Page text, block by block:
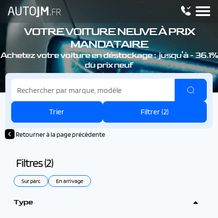
VOTRE VOITURE NEUVE À PRIX
MANDATAIRE
Achetez votre voiture en déstockage : jusqu'à - 36.1%
du prix neuf
Trier Filtrer (2)
Retourner à la page précédente
Filtres (2)
Sur parc En arrivage
Type